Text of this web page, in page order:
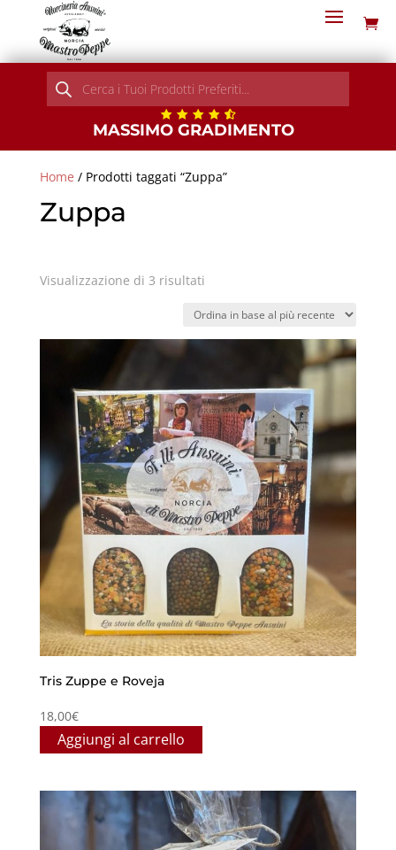
Products
search
MASSIMO GRADIMENTO
Home / Prodotti taggati “Zuppa”
Zuppa
Visualizzazione di 3 risultatiOrdina
base
al
Tris Zuppe e Roveja
18,00€
Aggiungi al carrello